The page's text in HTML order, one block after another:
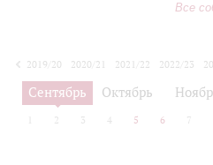
Все
2019/20
2020/21 2021/22 2022/23
2024/25
2025/26
Сентябрь Октябрь
2 3 4 5 6 7